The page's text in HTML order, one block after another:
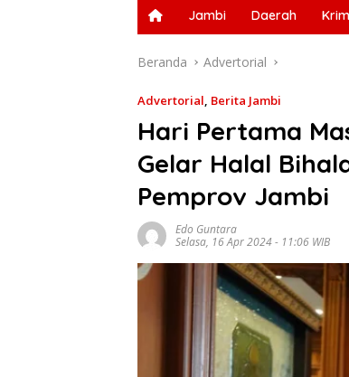
Jambi Daerah
Beranda Advertorial
Advertorial, Berita Jambi
Hari Pertama
Gelar Halal
Pemprov Jambi
Edo Guntara
Selasa, 16 Apr 2024 - 11:06 WIB